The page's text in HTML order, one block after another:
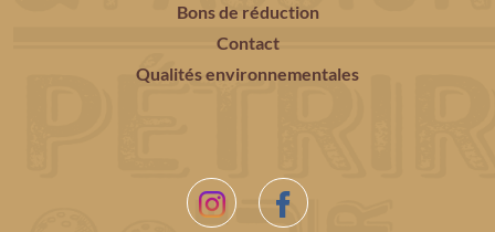
Bons de réduction
Contact
Qualités environnementales